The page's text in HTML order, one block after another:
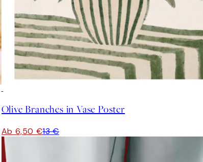
Olive Branches in Vase Poster
Ab 6,50 €13 €